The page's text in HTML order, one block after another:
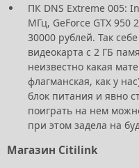
ПК DNS Extreme 005:
МГц, GeForce GTX 950
30000 рублей. Так
видеокарта с 2 ГБ
неизвестно какая
флагманская, как у
блок питания и явно
поиграть на нем
при этом задела на
Магазин Citilink